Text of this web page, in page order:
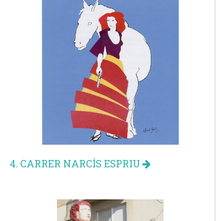
4. CARRER NARCÍS ESPRIU